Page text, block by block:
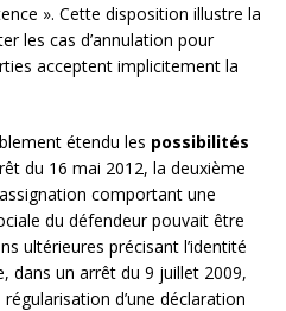
». Cette disposition illustre la
les cas d’annulation pour
acceptent implicitement la
étendu les possibilités
du 16 mai 2012, la deuxième
comportant une
du défendeur pouvait être
ultérieures précisant l’identité
dans un arrêt du 9 juillet 2009,
d’une déclaration